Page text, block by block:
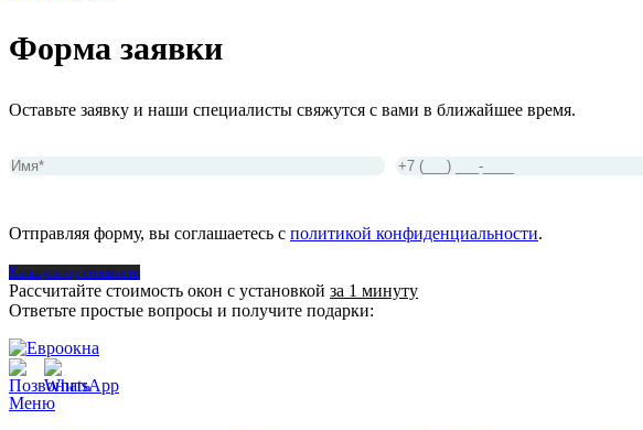
Форма заявки
Оставьте заявку и наши специалисты свяжутся с вами в ближайшее время.
Отправляя форму, вы соглашаетесь с политикой конфиденциальности.
Калькулятор стоимости
Рассчитайте стоимость окон с установкой за 1 минуту
Ответьте простые вопросы и получите подарки:
Меню